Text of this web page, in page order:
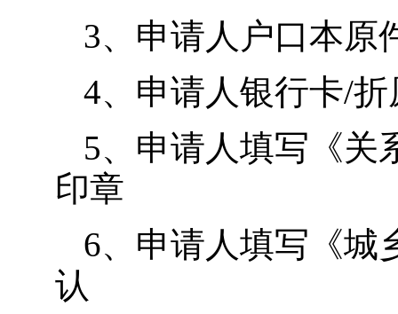
3、申请人户口本原
4、申请人银行卡/
5、申请人填写《关
印章
6、申请人填写《城
认